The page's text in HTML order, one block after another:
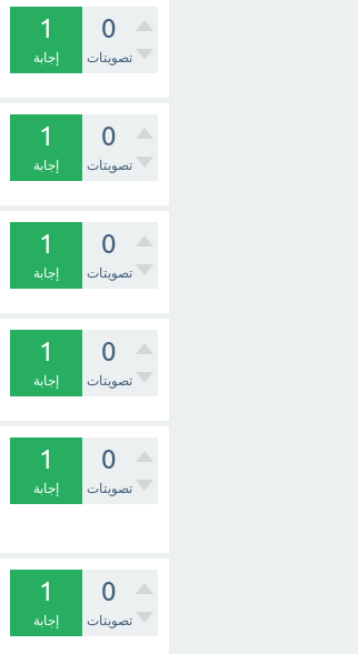
0
تصويتات
1
إجابة
0
تصويتات
1
إجابة
0
تصويتات
1
إجابة
0
تصويتات
1
إجابة
0
تصويتات
1
إجابة
0
تصويتات
1
إجابة